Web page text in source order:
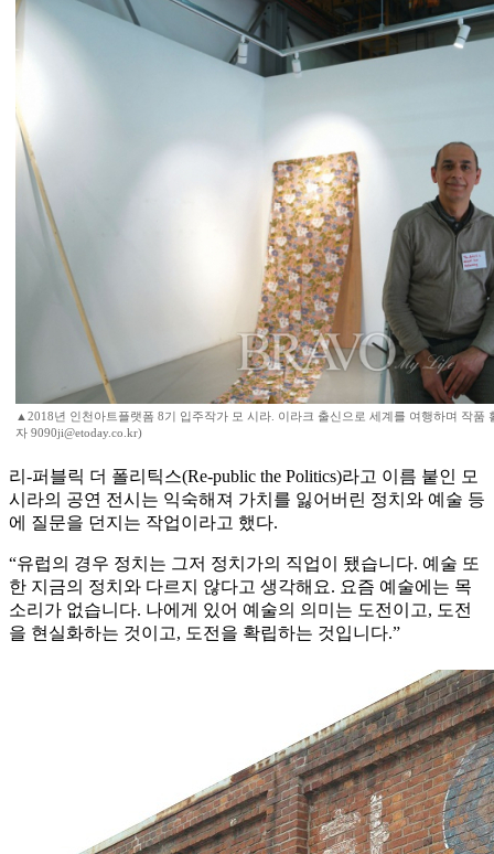
▲2018년 인천아트플랫폼 8기 입주작가 모 시라. 이라크 출신으로 세계를 여행하며 작품
자 9090ji@etoday.co.kr)
리-퍼블릭 더 폴리틱스(Re-public the Politics)라고 이름 붙인 모
시라의 공연 전시는 익숙해져 가치를 잃어버린 정치와 예술 등
에 질문을 던지는 작업이라고 했다.
“유럽의 경우 정치는 그저 정치가의 직업이 됐습니다. 예술 또
한 지금의 정치와 다르지 않다고 생각해요. 요즘 예술에는 목
소리가 없습니다. 나에게 있어 예술의 의미는 도전이고, 도전
을 현실화하는 것이고, 도전을 확립하는 것입니다.”